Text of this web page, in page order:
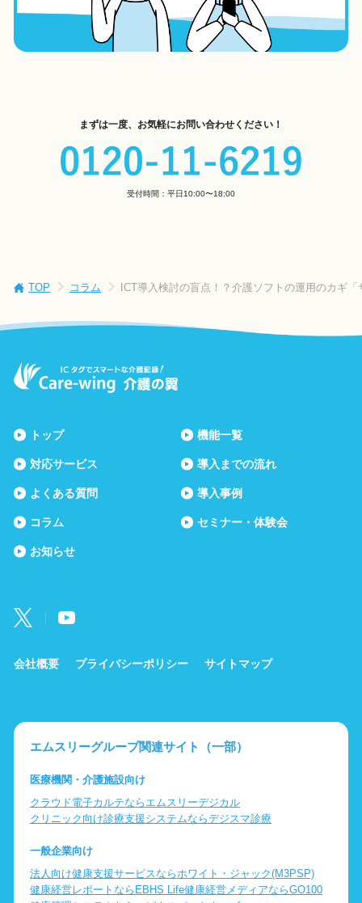
まずは一度、お気軽にお問い合わせください！
受付時間：平日10:00〜18:00
TOP コラム ICT導入検討の盲点！？介護ソフトの運用のカギ
トップ 機能一覧
対応サービス 導入までの流れ
よくある質問 導入事例
コラム セミナー・体験会
お知らせ
会社概要 プライバシーポリシー サイトマップ
エムスリーグループ関連サイト（一部）
医療機関・介護施設向け
クラウド電子カルテならエムスリーデジカル
クリニック向け診療支援システムならデジスマ診療
一般企業向け
法人向け健康支援サービスならホワイト・ジャック(M3PSP)
健康経営レポートならEBHS Life健康経営メディアならGO100